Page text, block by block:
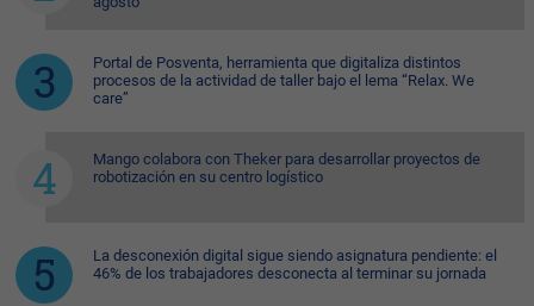
Portal de Posventa, herramienta que digitaliza distintos
procesos de la actividad de taller bajo el lema “Relax. We
care”
Mango colabora con Theker para desarrollar proyectos de
robotización en su centro logístico
La desconexión digital sigue siendo asignatura pendiente: el
46% de los trabajadores desconecta al terminar su jornada